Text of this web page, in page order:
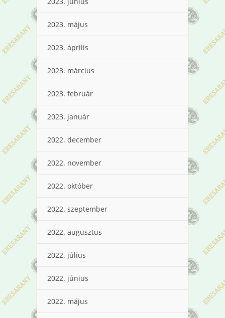
2023. május
2023. április
2023. március
2023. február
2023. január
2022. december
2022. november
2022. október
2022. szeptember
2022. augusztus
2022. július
2022. június
2022. május